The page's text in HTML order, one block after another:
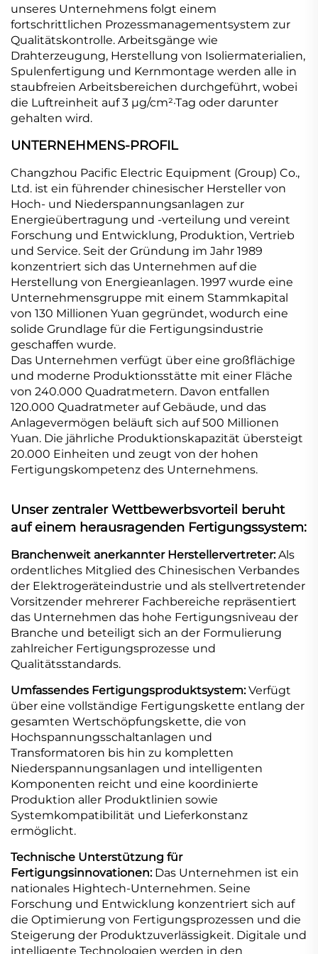
unseres Unternehmens folgt einem
fortschrittlichen Prozessmanagementsystem zur
Qualitätskontrolle. Arbeitsgänge wie
Drahterzeugung, Herstellung von Isoliermaterialien,
Spulenfertigung und Kernmontage werden alle in
staubfreien Arbeitsbereichen durchgeführt, wobei
die Luftreinheit auf 3 μg/cm²·Tag oder darunter
gehalten wird.
UNTERNEHMENS-PROFIL
Changzhou Pacific Electric Equipment (Group) Co.,
Ltd. ist ein führender chinesischer Hersteller von
Hoch- und Niederspannungsanlagen zur
Energieübertragung und -verteilung und vereint
Forschung und Entwicklung, Produktion, Vertrieb
und Service. Seit der Gründung im Jahr 1989
konzentriert sich das Unternehmen auf die
Herstellung von Energieanlagen. 1997 wurde eine
Unternehmensgruppe mit einem Stammkapital
von 130 Millionen Yuan gegründet, wodurch eine
solide Grundlage für die Fertigungsindustrie
geschaffen wurde.
Das Unternehmen verfügt über eine großflächige
und moderne Produktionsstätte mit einer Fläche
von 240.000 Quadratmetern. Davon entfallen
120.000 Quadratmeter auf Gebäude, und das
Anlagevermögen beläuft sich auf 500 Millionen
Yuan. Die jährliche Produktionskapazität übersteigt
20.000 Einheiten und zeugt von der hohen
Fertigungskompetenz des Unternehmens.
Unser zentraler Wettbewerbsvorteil beruht
auf einem herausragenden Fertigungssystem:
Branchenweit anerkannter Herstellervertreter:Als
ordentliches Mitglied des Chinesischen Verbandes
der Elektrogeräteindustrie und als stellvertretender
Vorsitzender mehrerer Fachbereiche repräsentiert
das Unternehmen das hohe Fertigungsniveau der
Branche und beteiligt sich an der Formulierung
zahlreicher Fertigungsprozesse und
Qualitätsstandards.
Umfassendes Fertigungsproduktsystem:Verfügt
über eine vollständige Fertigungskette entlang der
gesamten Wertschöpfungskette, die von
Hochspannungsschaltanlagen und
Transformatoren bis hin zu kompletten
Niederspannungsanlagen und intelligenten
Komponenten reicht und eine koordinierte
Produktion aller Produktlinien sowie
Systemkompatibilität und Lieferkonstanz
ermöglicht.
Technische Unterstützung für
Fertigungsinnovationen: Das Unternehmen ist ein
nationales Hightech-Unternehmen. Seine
Forschung und Entwicklung konzentriert sich auf
die Optimierung von Fertigungsprozessen und die
Steigerung der Produktzuverlässigkeit. Digitale und
intelligente Technologien werden in den